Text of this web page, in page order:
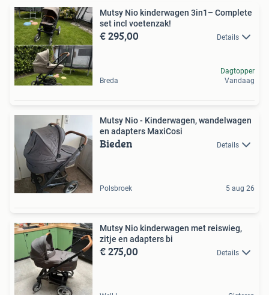
Mutsy Nio kinderwagen 3in1– Complete
set incl voetenzak!
€ 295,00 Details
Breda
Dagtopper
Vandaag
Mutsy Nio - Kinderwagen, wandelwagen
en adapters MaxiCosi
Bieden Details
Polsbroek 5 aug 26
Mutsy Nio kinderwagen met reiswieg,
zitje en adapters bi
€ 275,00 Details